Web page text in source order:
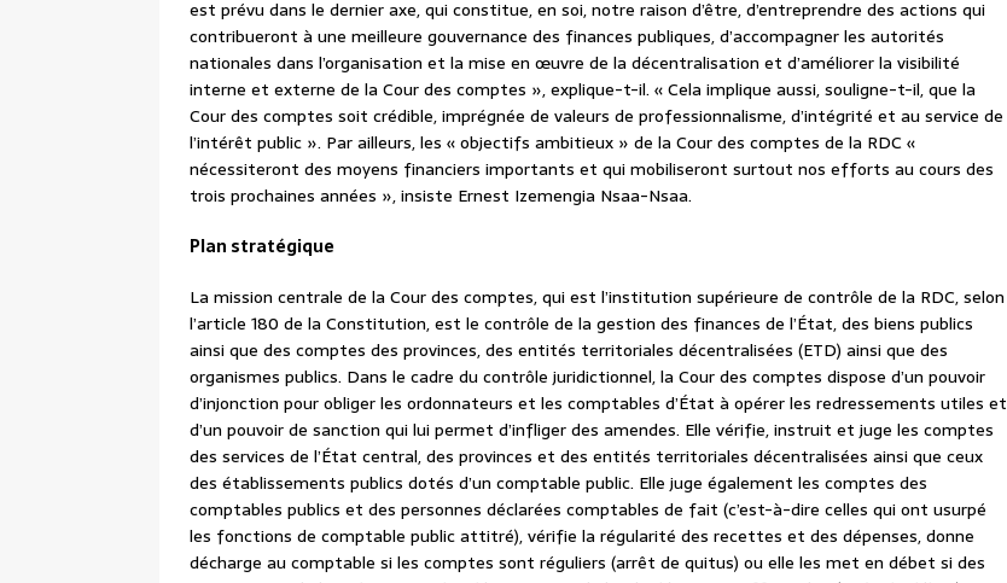
est prévu dans le dernier axe, qui constitue, en soi, notre raison d’être, d’entreprendre des actions qui
contribueront à une meilleure gouvernance des finances publiques, d’accompagner les autorités
nationales dans l’organisation et la mise en œuvre de la décentralisation et d’améliorer la visibilité
interne et externe de la Cour des comptes », explique-t-il. « Cela implique aussi, souligne-t-il, que la
Cour des comptes soit crédible, imprégnée de valeurs de professionnalisme, d’intégrité et au service de
l’intérêt public ». Par ailleurs, les « objectifs ambitieux » de la Cour des comptes de la RDC «
nécessiteront des moyens financiers importants et qui mobiliseront surtout nos efforts au cours des
trois prochaines années », insiste Ernest Izemengia Nsaa-Nsaa.
Plan stratégique
La mission centrale de la Cour des comptes, qui est l’institution supérieure de contrôle de la RDC, selon
l’article 180 de la Constitution, est le contrôle de la gestion des finances de l’État, des biens publics
ainsi que des comptes des provinces, des entités territoriales décentralisées (ETD) ainsi que des
organismes publics. Dans le cadre du contrôle juridictionnel, la Cour des comptes dispose d’un pouvoir
d’injonction pour obliger les ordonnateurs et les comptables d’État à opérer les redressements utiles et
d’un pouvoir de sanction qui lui permet d’infliger des amendes. Elle vérifie, instruit et juge les comptes
des services de l’État central, des provinces et des entités territoriales décentralisées ainsi que ceux
des établissements publics dotés d’un comptable public. Elle juge également les comptes des
comptables publics et des personnes déclarées comptables de fait (c’est-à-dire celles qui ont usurpé
les fonctions de comptable public attitré), vérifie la régularité des recettes et des dépenses, donne
décharge au comptable si les comptes sont réguliers (arrêt de quitus) ou elle les met en débet si des